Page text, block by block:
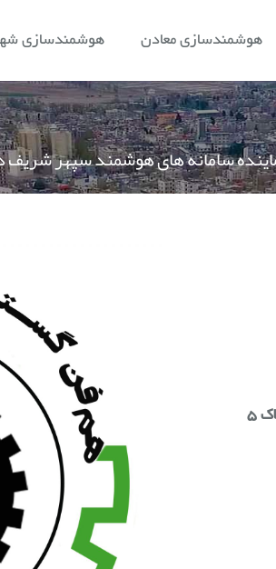
هوشمندسازی معادن هوشمندسازی
سامانه های هوشمند سپهر
۵